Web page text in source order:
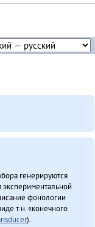
генерируются
экспериментальной
фонологии
т.н. «конечного
).